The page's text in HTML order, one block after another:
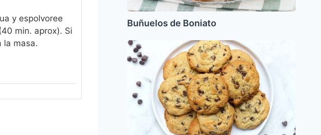
y espolvoree
min. aprox). Si
la masa.
Buñuelos de Boniato
Galletas
de
Almendras
trozos
Chocolate